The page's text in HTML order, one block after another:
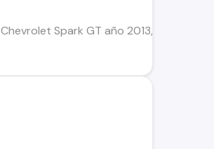
Spark GT año 2013, 1.2